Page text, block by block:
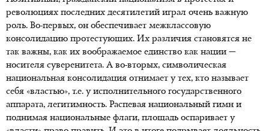
революциях последних десятилетий играл очень важную
роль. Во-первых, он обеспечивает межклассовую
консолидацию протестующих. Их различия становятся не
так важны, как их воображаемое единство как нации —
носителя суверенитета. А во-вторых, символическая
национальная консолидация отнимает у тех, кто называет
себя «властью», т.е. у исполнительного государственного
аппарата, легитимность. Распевая национальный гимн и
поднимая национальные флаги, площадь оспаривает у